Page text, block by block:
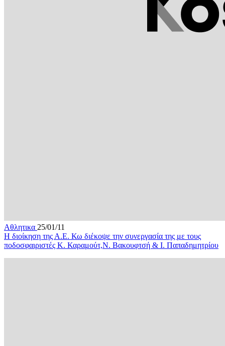
Αθλητικα 25/01/11
Η διοίκηση της Α.Ε. Κω διέκοψε την συνεργασία της με τους
ποδοσφαιριστές Κ. Καραμούτ,Ν. Βακουφτσή & Ι. Παπαδημητρίου